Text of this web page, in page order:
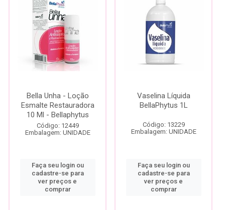
Bella Unha - Loção
Esmalte Restauradora
10 Ml - Bellaphytus
Código: 12449
Embalagem: UNIDADE
Faça seu login ou
cadastre-se para
ver preços e
comprar
Vaselina Líquida
BellaPhytus 1L
Código: 13229
Embalagem: UNIDADE
Faça seu login ou
cadastre-se para
ver preços e
comprar